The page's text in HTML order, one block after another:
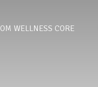
OM WELLNESS CORE